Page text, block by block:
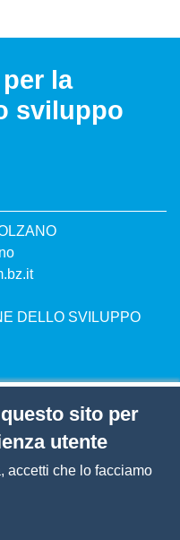
la
sviluppo
DELLO SVILUPPO
sito per
utente
accetti che lo facciamo